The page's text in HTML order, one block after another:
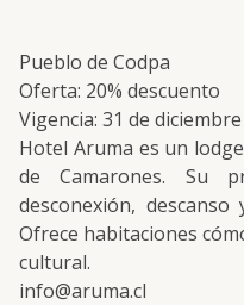
Pueblo de Codpa
Oferta: 20% descuento
Vigencia: 31 de diciembre
Hotel Aruma es un
de Camarones. Su
desconexión,
Ofrece habitaciones
cultural.
info@aruma.cl